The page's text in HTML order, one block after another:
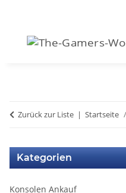
Zurück zur Liste Startseite
Kategorien
Konsolen Ankauf